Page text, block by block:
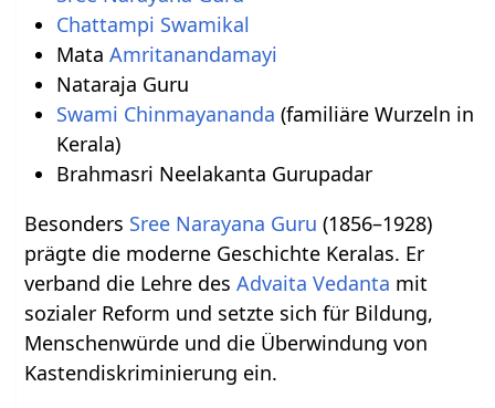
Chattampi Swamikal
Mata Amritanandamayi
Nataraja Guru
Swami Chinmayananda (familiäre Wurzeln in
Kerala)
Brahmasri Neelakanta Gurupadar
Besonders Sree Narayana Guru (1856–1928)
prägte die moderne Geschichte Keralas. Er
verband die Lehre desAdvaita Vedanta mit
sozialer Reform und setzte sich für Bildung,
Menschenwürde und die Überwindung von
Kastendiskriminierung ein.